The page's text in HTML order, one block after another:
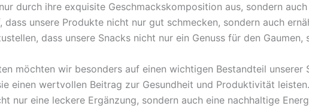
durch ihre exquisite Geschmackskomposition aus, sondern
unsere Produkte nicht nur gut schmecken, sondern auch
dass unsere Snacks nicht nur ein Genuss für den Gaumen,
möchten wir besonders auf einen wichtigen Bestandteil unserer
einen wertvollen Beitrag zur Gesundheit und Produktivität
nur eine leckere Ergänzung, sondern auch eine nachhaltige